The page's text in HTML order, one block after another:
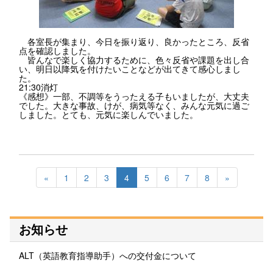
各室長が集まり、今日を振り返り、良かったところ、反省
点を確認しました。
皆んなで楽しく協力するために、色々反省や課題を出し合
い、明日以降気を付けたいことなどが出てきて感心しまし
た。
21:30消灯
《感想》一部、不調等をうったえる子もいましたが、大丈夫
でした。大きな事故、けが、病気等なく、みんな元気に過ご
しました。とても、元気に楽しんでいました。
« 1 2 3 4 5 6 7 8 »
お知らせ
ALT（英語教育指導助手）への交付金について